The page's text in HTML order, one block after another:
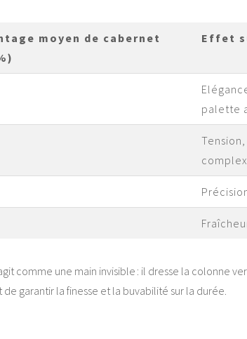
moyen de cabernet
Effet
palette
comme une main invisible : il dresse la colonne
garantir la finesse et la buvabilité sur la durée.